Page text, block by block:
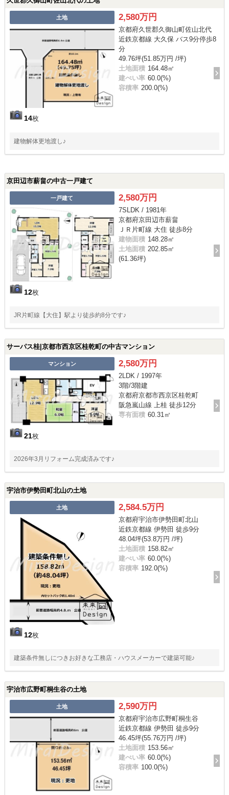
土地
14枚
2,580万円
京都府久世郡久御山町佐山北代
近鉄京都線 大久保 バス9分停歩8
分
49.76坪(51.85万円 /坪)
土地面積 164.48㎡
建ぺい率 60.0(%)
容積率 200.0(%)
建物解体更地渡し♪
京田辺市薪畠の中古一戸建て
一戸建て
12枚
2,580万円
7SLDK / 1981年
京都府京田辺市薪畠
ＪＲ片町線 大住 徒歩8分
建物面積 148.28㎡
土地面積 202.85㎡
(61.36坪)
JR片町線【大住】駅より徒歩約8分です♪
サーパス桂|京都市西京区桂乾町の中古マンション
マンション
21枚
2,580万円
2LDK / 1997年
3階/3階建
京都府京都市西京区桂乾町
阪急嵐山線 上桂 徒歩12分
専有面積 60.31㎡
2026年3月リフォーム完成済みです♪
宇治市伊勢田町北山の土地
土地
12枚
2,584.5万円
京都府宇治市伊勢田町北山
近鉄京都線 伊勢田 徒歩9分
48.04坪(53.8万円 /坪)
土地面積 158.82㎡
建ぺい率 60.0(%)
容積率 192.0(%)
建築条件無しにつきお好きな工務店・ハウスメーカーで建築可能♪
宇治市広野町桐生谷の土地
土地 2,590万円
京都府宇治市広野町桐生谷
近鉄京都線 伊勢田 徒歩9分
46.45坪(55.76万円 /坪)
土地面積 153.56㎡
建ぺい率 60.0(%)
容積率 100.0(%)